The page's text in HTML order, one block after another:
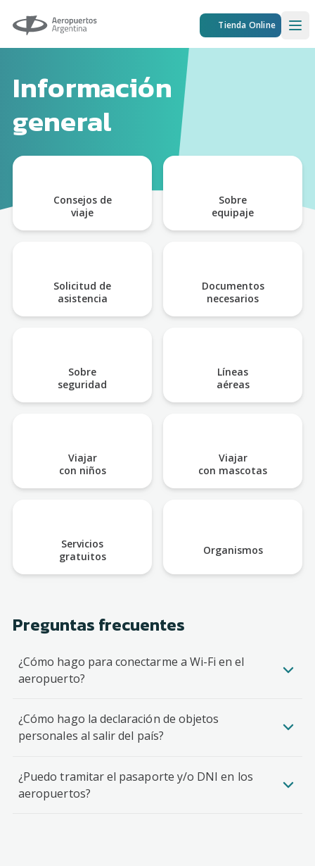
Aeropuertos Argentina Tienda Online
Información
general
Consejos de
viaje
Sobre
equipaje
Solicitud de
asistencia
Documentos
necesarios
Sobre
seguridad
Líneas
aéreas
Viajar
con niños
Viajar
con mascotas
Servicios
gratuitos
Organismos
Preguntas frecuentes
¿Cómo hago para conectarme a Wi-Fi en el
aeropuerto?
¿Cómo hago la declaración de objetos
personales al salir del país?
¿Puedo tramitar el pasaporte y/o DNI en los
aeropuertos?